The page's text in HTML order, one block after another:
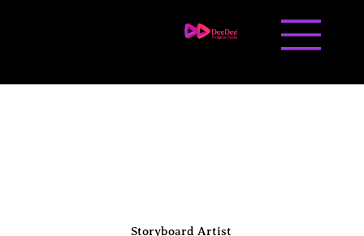
Storyboard Artist